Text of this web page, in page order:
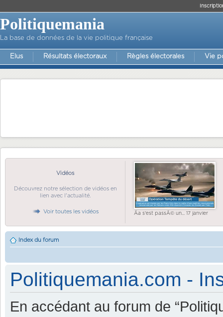
Politiquemania
La base de données de la vie politique française
Elus Résultats électoraux Règles électorales Vie
Vidéos
Découvrez notre sélection de vidéos en
lien avec l'actualité.
Voir toutes les vidéos Ãa s'est passÃ© un... 17 janvier
Index du forum
Politiquemania.com -
En accédant au forum de